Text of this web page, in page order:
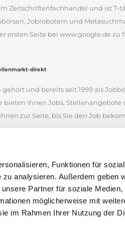
Funktionen für
analysieren. Außerdem geben
Partner für soziale Medien,
möglicherweise mit
im Rahmen Ihrer Nutzung der
Zeitschriftenfachhandel und ist 7-
Jobrobotern und
Seite bei www.google.de zu
direkt
und bereits seit 1999 als
Ihnen Jobs,
zur Seite, bis Sie den Job
der ersten Online-Jobbörsen.
Österreich und der Schweiz
zu suchen. Wenn Sie
Wir wünschen Ihnen viel Erfolg